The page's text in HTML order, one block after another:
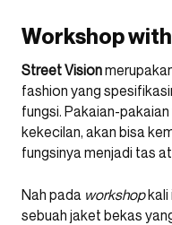
Workshop
Street Vision
fashion yang
fungsi. Pakaian-
kekecilan, akan bisa
fungsinya menjadi tas
Nah pada workshopkali
sebuah jaket bekas